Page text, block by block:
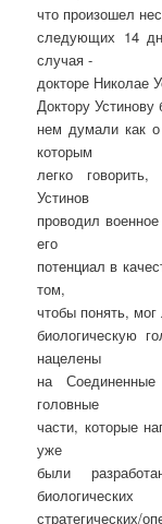
что произошел
следующих 14
случая -
докторе Николае
Доктору
нем думали как
которым
легко
Устинов
проводил
его
потенциал в
том,
чтобы понять,
биологическую
нацелены
на
головные
части, которые
уже
были
биологических
стратегических/